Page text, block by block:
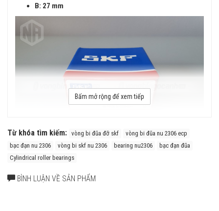
B: 27 mm
(ECP) với ưu điểm là Nhẹ, Đàn hồi cao, chịu ma sát trượt tốt, khả
Bấm mở rộng để xem tiếp
Từ khóa tìm kiếm: vòng bi đũa đỡ skf
vòng bi đũa nu 2306 ecp
bạc đạn nu 2306
vòng bi skf nu 2306 bearing nu2306
bạc đạn đũa
Cylindrical roller bearings
BÌNH LUẬN VỀ SẢN PHẨM